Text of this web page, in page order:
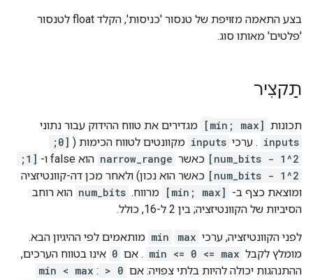
בצע התאמה מזויפת של טנסור 'כניסות', הקלד float לטנסור
'פלטים' מאותו סוג.
תַקצִיר
תכונות [min; max]
מגדירים את טווח ההידוק עבור נתוני
inputs . ערכי inputs מקוונטים לטווח הכימות (
[0;
2^num_bits - 1]
כאשר narrow_range הוא false ו-
[1;
2^num_bits - 1]
כאשר הוא נכון) ולאחר מכן דה-קוונטיזציה
ומוצאת כצף ב- [min; max] מרווח. num_bits הוא רוחב
הסיביות של הקוונטיזציה; בין 2 ל-16, כולל.
לפני הקוונטיזציה, ערכי min max
מותאמים לפי ההיגיון הבא.
מומלץ לקבל min <= 0 <= max . אם 0 אינו בטווח הערכים,
ההתנהגות יכולה להיות בלתי צפויה: אם 0 < min < max
: